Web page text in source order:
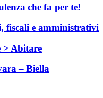
che fa per te!
fiscali e amministrativi
> Abitare
– Biella